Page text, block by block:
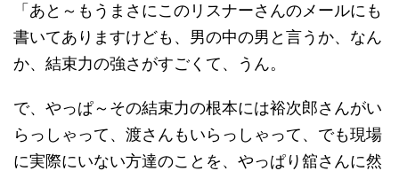
「あと～もうまさにこのリスナーさんのメールにも
書いてありますけども、男の中の男と言うか、なん
か、結束力の強さがすごくて、うん。
で、やっぱ～その結束力の根本には裕次郎さんがい
らっしゃって、渡さんもいらっしゃって、でも現場
に実際にいない方達のことを、やっぱり舘さんに然